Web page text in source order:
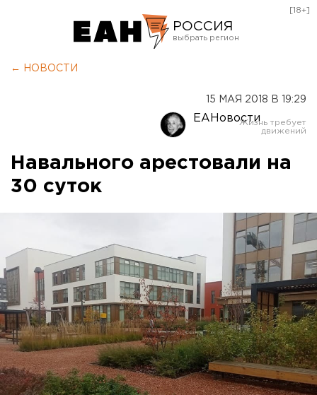
РОССИЯ
Оренбург
[18+]
← НОВОСТИ
15 МАЯ 2018 В 19:29
ЕАНовости
Навального арестовали на
30 суток